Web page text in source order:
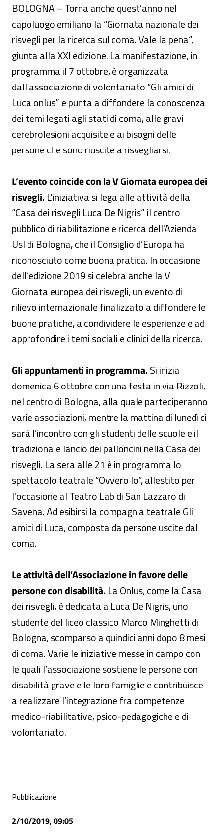
BOLOGNA – Torna anche quest’anno nel
capoluogo emiliano la “Giornata nazionale dei
risvegli per la ricerca sul coma. Vale la pena”,
giunta alla XXI edizione. La manifestazione, in
programma il 7 ottobre, è organizzata
dall’associazione di volontariato “Gli amici di
Luca onlus” e punta a diffondere la conoscenza
dei temi legati agli stati di coma, alle gravi
cerebrolesioni acquisite e ai bisogni delle
persone che sono riuscite a risvegliarsi.
L’evento coincide con la V Giornata europea dei
risvegli. L'iniziativa si lega alle attività della
“Casa dei risvegli Luca De Nigris” il centro
pubblico di riabilitazione e ricerca dell'Azienda
Usl di Bologna, che il Consiglio d’Europa ha
riconosciuto come buona pratica. In occasione
dell’edizione 2019 si celebra anche la V
Giornata europea dei risvegli, un evento di
rilievo internazionale finalizzato a diffondere le
buone pratiche, a condividere le esperienze e ad
approfondire i temi sociali e clinici della ricerca.
Gli appuntamenti in programma.Si inizia
domenica 6 ottobre con una festa in via Rizzoli,
nel centro di Bologna, alla quale parteciperanno
varie associazioni, mentre la mattina di lunedì ci
sarà l’incontro con gli studenti delle scuole e il
tradizionale lancio dei palloncini nella Casa dei
risvegli. La sera alle 21 è in programma lo
spettacolo teatrale “Ovvero Io”, allestito per
l'occasione al Teatro Lab di San Lazzaro di
Savena. Ad esibirsi la compagnia teatrale Gli
amici di Luca, composta da persone uscite dal
coma.
Le attività dell’Associazione in favore delle
persone con disabilità. La Onlus, come la Casa
dei risvegli, è dedicata a Luca De Nigris, uno
studente del liceo classico Marco Minghetti di
Bologna, scomparso a quindici anni dopo 8 mesi
di coma. Varie le iniziative messe in campo con
le quali l’associazione sostiene le persone con
disabilità grave e le loro famiglie e contribuisce
a realizzare l’integrazione fra competenze
medico-riabilitative, psico-pedagogiche e di
volontariato.
Condivisione social
Pubblicazione
2/10/2019, 09:05